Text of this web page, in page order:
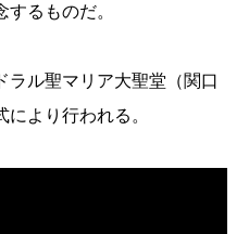
するものだ。
ラル聖マリア大聖堂（関口
より行われる。